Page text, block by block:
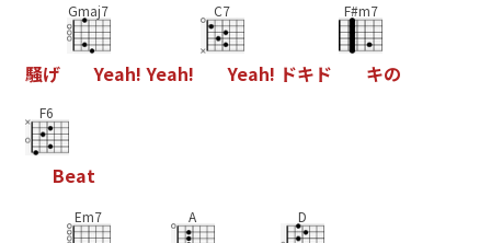
騒げ
Gmaj7
Yeah! Yeah!
C7
Yeah! ドキ ド
F#m7
キの
F6
Beat
Em7 A D